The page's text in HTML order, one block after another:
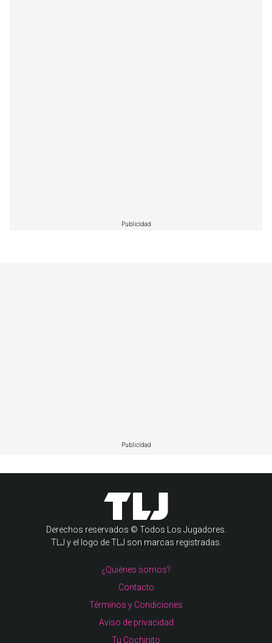
Publicidad
Publicidad
Derechos reservados © Todos Los Jugadores.
TLJ y el logo de TLJ son marcas registradas.
¿Quiénes somos?
Contacto
Términos y Condiciones
Aviso de privacidad
Tu Cochinito